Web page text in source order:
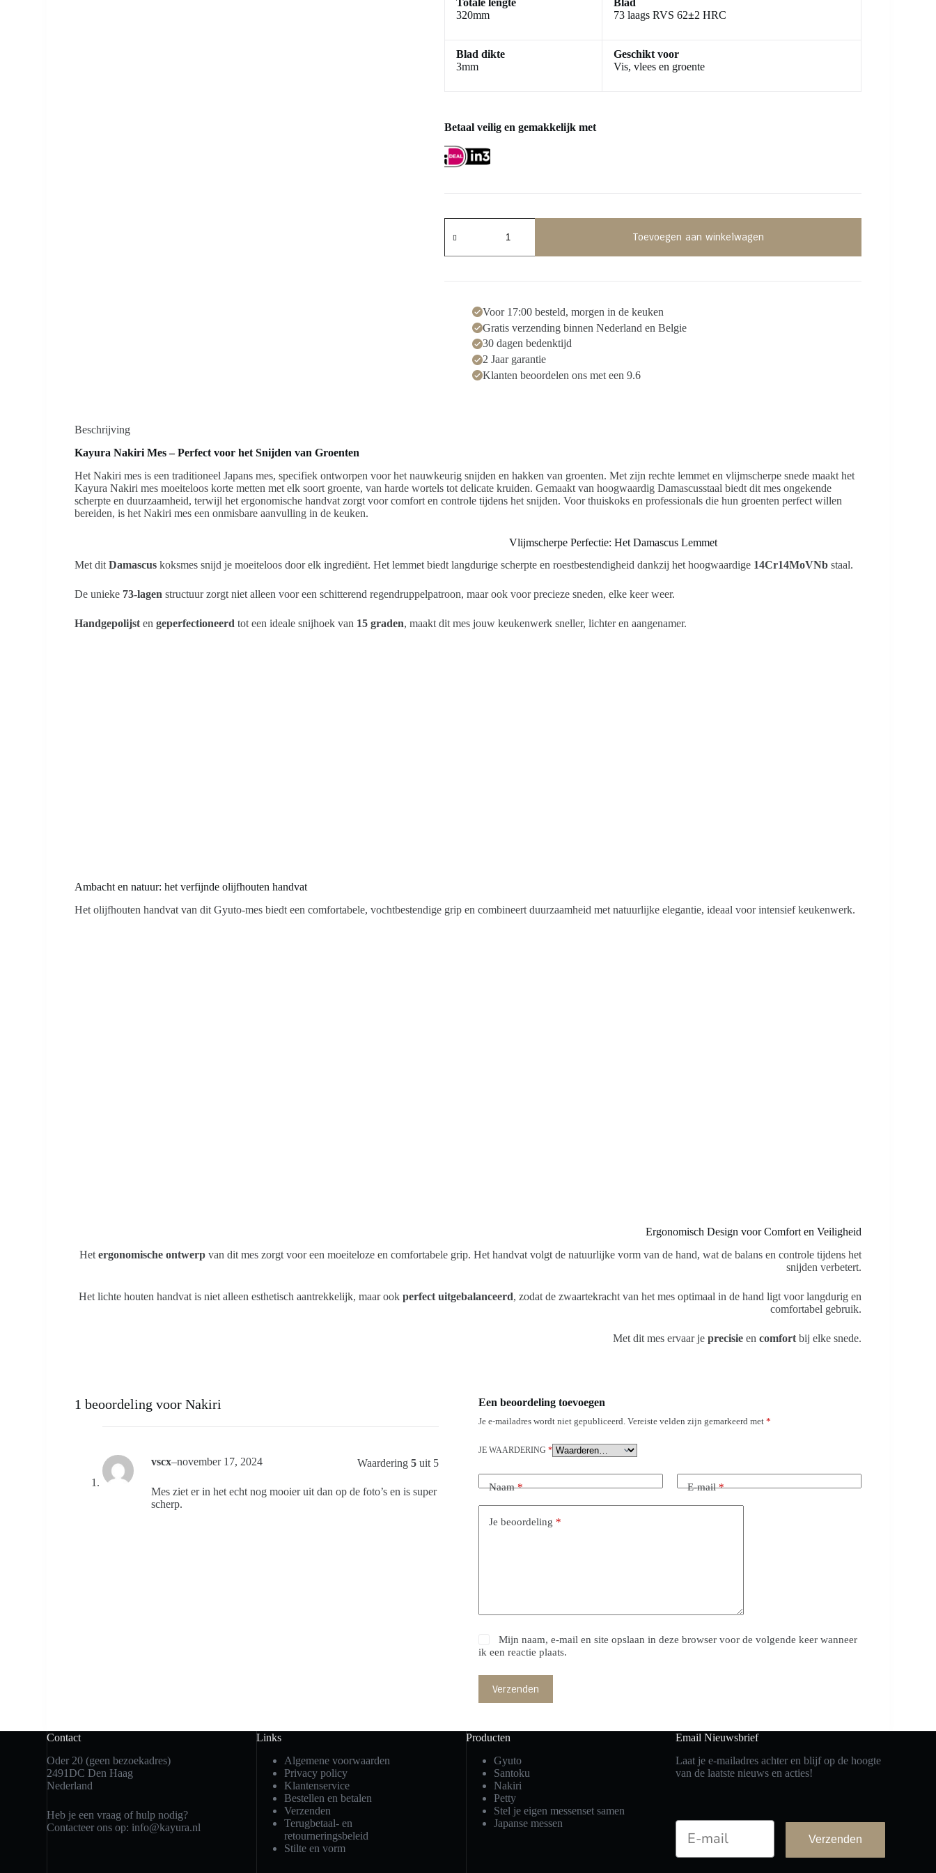
Totale lengte
320mm
Blad
73 laags RVS 62±2 HRC
Blad dikte
3mm
Geschikt voor
Vis, vlees en groente
Betaal veilig en gemakkelijk met
Toevoegen aan winkelwagen
Voor 17:00 besteld, morgen in de keuken
Gratis verzending binnen Nederland en Belgie
30 dagen bedenktijd
2 Jaar garantie
Klanten beoordelen ons met een 9.6
Beschrijving
Kayura Nakiri Mes – Perfect voor het Snijden van Groenten
Het Nakiri mes is een traditioneel Japans mes, specifiek ontworpen voor het nauwkeurig snijden en hakken van groenten. Met zijn rechte lemmet en vlijmscherpe snede maakt het
Kayura Nakiri mes moeiteloos korte metten met elk soort groente, van harde wortels tot delicate kruiden. Gemaakt van hoogwaardig Damascusstaal biedt dit mes ongekende
scherpte en duurzaamheid, terwijl het ergonomische handvat zorgt voor comfort en controle tijdens het snijden. Voor thuiskoks en professionals die hun groenten perfect willen
bereiden, is het Nakiri mes een onmisbare aanvulling in de keuken.
Vlijmscherpe Perfectie:Het Damascus Lemmet
Met ditDamascus koksmes snijd je moeiteloos door elk ingrediënt. Het lemmet biedt langdurige scherpte en roestbestendigheid dankzij het hoogwaardige 14Cr14MoVNb staal.
De unieke 73-lagen structuur zorgt niet alleen voor een schitterend regendruppelpatroon, maar ook voor precieze sneden, elke keer weer.
Handgepolijst engeperfectioneerd tot een ideale snijhoek van 15 graden,maakt dit mes jouw keukenwerk sneller, lichter en aangenamer.
Ambacht en natuur:het verfijnde olijfhouten handvat
Het olijfhouten handvat van dit Gyuto-mes biedt een comfortabele, vochtbestendige grip en combineert duurzaamheid met natuurlijke elegantie, ideaal voor intensief keukenwerk.
Ergonomisch Design voor Comfort en Veiligheid
Het ergonomische ontwerpvan dit mes zorgt voor een moeiteloze en comfortabele grip. Het handvat volgt de natuurlijke vorm van de hand, wat de balans en controle tijdens het
snijden verbetert.
Het lichte houten handvat is niet alleen esthetisch aantrekkelijk, maar ook perfect uitgebalanceerd, zodat de zwaartekracht van het mes optimaal in de hand ligt voor langdurig en
comfortabel gebruik.
Met dit mes ervaar je precisieen comfortbij elke snede.
1 beoordeling voorNakiri
Waardering5 uit 5
vscx–november 17, 2024
Mes ziet er in het echt nog mooier uit dan op de foto’s en is super
scherp.
Een beoordeling toevoegen
Je e-mailadres wordt niet gepubliceerd. Vereiste velden zijn gemarkeerd met *
JE WAARDERING *
Naam* E-mail*
Je beoordeling *
Mijn naam, e-mail en site opslaan in deze browser voor de volgende keer wanneer
ik een reactie plaats.
Verzenden
Contact
Oder 20 (geen bezoekadres)
2491DC Den Haag
Nederland
Heb je een vraag of hulp nodig?
Contacteer ons op: info@kayura.nl
Links
Algemene voorwaarden
Privacy policy
Klantenservice
Bestellen en betalen
Verzenden
Terugbetaal- en
retourneringsbeleid
Stilte en vorm
Producten
Gyuto
Santoku
Nakiri
Petty
Stel je eigen messenset samen
Japanse messen
Email Nieuwsbrief
Laat je e-mailadres achter en blijf op de hoogte
van de laatste nieuws en acties!
Email
Verzenden